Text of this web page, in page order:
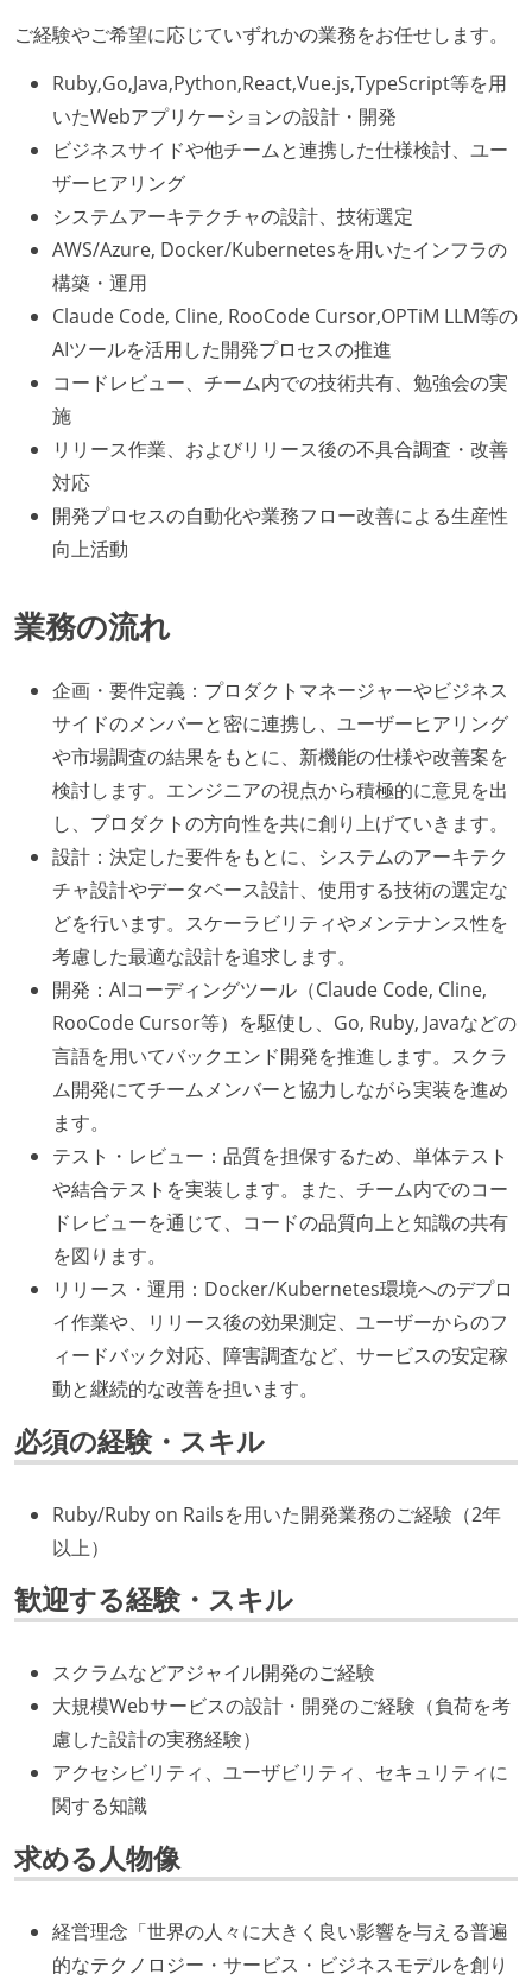
ご経験やご希望に応じていずれかの業務をお任せします。
Ruby,Go,Java,Python,React,Vue.js,TypeScript等を用
いたWebアプリケーションの設計・開発
ビジネスサイドや他チームと連携した仕様検討、ユー
ザーヒアリング
システムアーキテクチャの設計、技術選定
AWS/Azure, Docker/Kubernetesを用いたインフラの
構築・運用
Claude Code, Cline, RooCode Cursor,OPTiM LLM等の
AIツールを活用した開発プロセスの推進
コードレビュー、チーム内での技術共有、勉強会の実
施
リリース作業、およびリリース後の不具合調査・改善
対応
開発プロセスの自動化や業務フロー改善による生産性
向上活動
業務の流れ
企画・要件定義：プロダクトマネージャーやビジネス
サイドのメンバーと密に連携し、ユーザーヒアリング
や市場調査の結果をもとに、新機能の仕様や改善案を
検討します。エンジニアの視点から積極的に意見を出
し、プロダクトの方向性を共に創り上げていきます。
設計：決定した要件をもとに、システムのアーキテク
チャ設計やデータベース設計、使用する技術の選定な
どを行います。スケーラビリティやメンテナンス性を
考慮した最適な設計を追求します。
開発：AIコーディングツール（Claude Code, Cline,
RooCode Cursor等）を駆使し、Go, Ruby, Javaなどの
言語を用いてバックエンド開発を推進します。スクラ
ム開発にてチームメンバーと協力しながら実装を進め
ます。
テスト・レビュー：品質を担保するため、単体テスト
や結合テストを実装します。また、チーム内でのコー
ドレビューを通じて、コードの品質向上と知識の共有
を図ります。
リリース・運用：Docker/Kubernetes環境へのデプロ
イ作業や、リリース後の効果測定、ユーザーからのフ
ィードバック対応、障害調査など、サービスの安定稼
動と継続的な改善を担います。
必須の経験・スキル
Ruby/Ruby on Railsを用いた開発業務のご経験（2年
以上）
歓迎する経験・スキル
スクラムなどアジャイル開発のご経験
大規模Webサービスの設計・開発のご経験（負荷を考
慮した設計の実務経験）
アクセシビリティ、ユーザビリティ、セキュリティに
関する知識
求める人物像
経営理念「世界の人々に大きく良い影響を与える普遍
的なテクノロジー・サービス・ビジネスモデルを創り